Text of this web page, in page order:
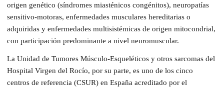
origen genético (síndromes miasténicos congénitos), neuropatías
sensitivo-motoras, enfermedades musculares hereditarias o
adquiridas y enfermedades multisistémicas de origen mitocondrial,
con participación predominante a nivel neuromuscular.
La Unidad de Tumores Músculo-Esqueléticos y otros sarcomas del
Hospital Virgen del Rocío, por su parte, es uno de los cinco
centros de referencia (CSUR) en España acreditado por el